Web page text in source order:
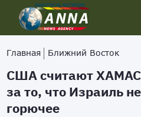
Главная Ближний Восток
США считают ХАМАС
за то, что Израиль
горючее